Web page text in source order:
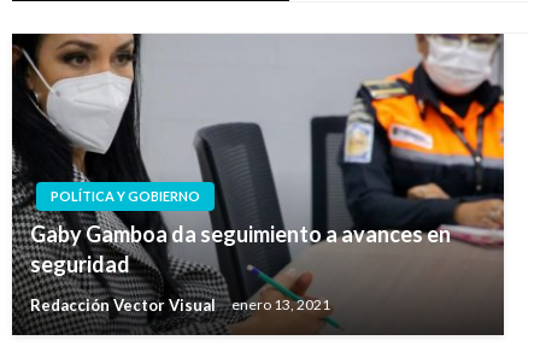
POLÍTICA Y GOBIERNO
Gaby Gamboa da seguimiento a avances en
seguridad
Redacción Vector Visual enero 13, 2021